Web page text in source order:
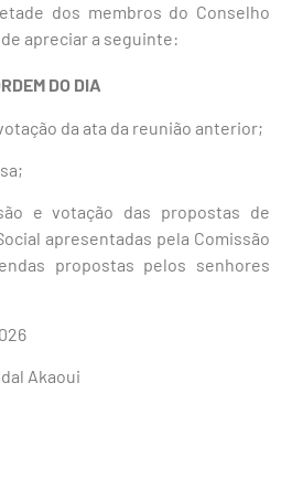
dos membros do Conselho
apreciar a seguinte:
DO DIA
da ata da reunião anterior;
e votação das propostas de
apresentadas pela Comissão
propostas pelos senhores
Akaoui